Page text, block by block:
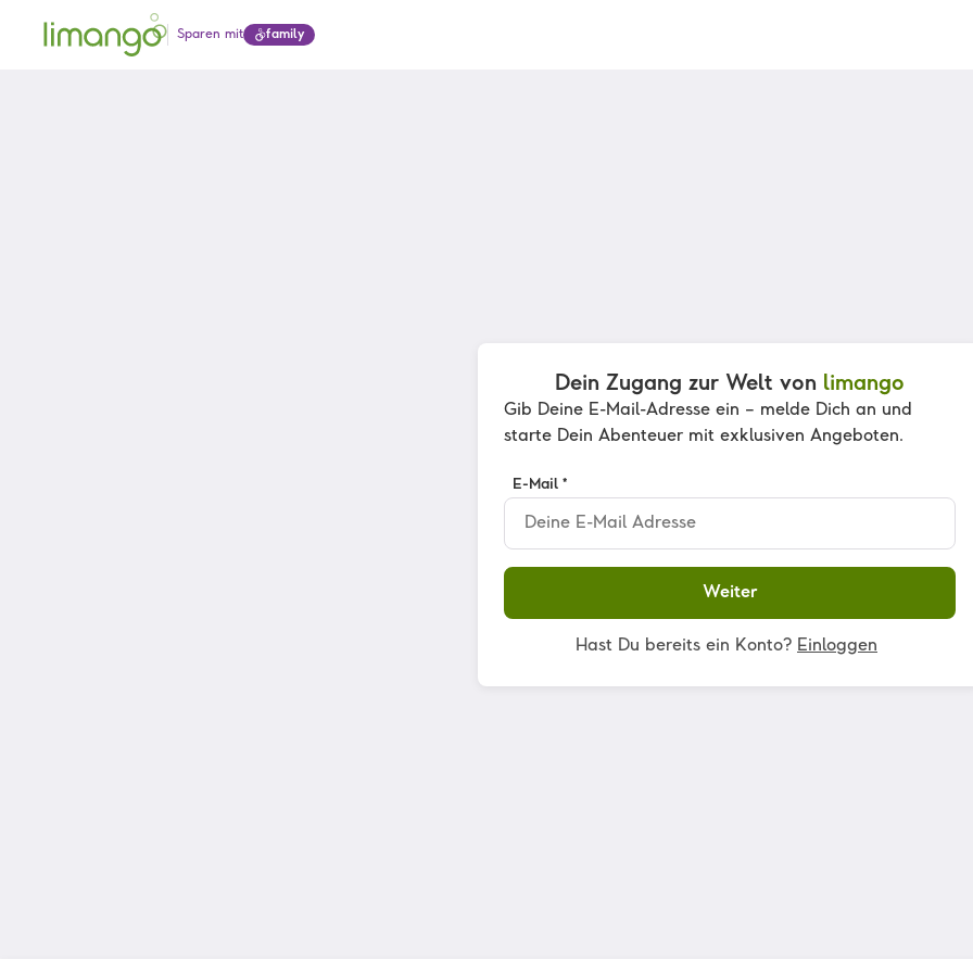
Sparen mit
family
Dein Zugang zur Welt von limango
Gib Deine E-Mail-Adresse ein – melde Dich an und
starte Dein Abenteuer mit exklusiven Angeboten.
E-Mail *
Weiter
Hast Du bereits ein Konto? Einloggen